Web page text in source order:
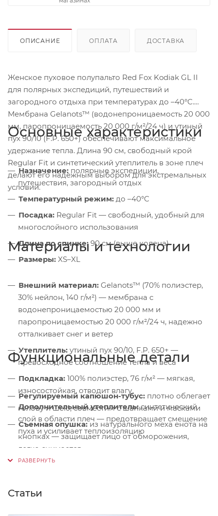
ОПИСАНИЕ ОПЛАТА ДОСТАВКА
Женское пуховое полупальто Red Fox Kodiak GL II
для полярных экспедиций, путешествий и
загородного отдыха при температурах до –40°C.
Мембрана Gelanots™ (водонепроницаемость 20 000
мм, паропроницаемость 20 000 г/м²/24 ч) и утиный
пух 90/10 (F.P. 650+) обеспечивают максимальное
удержание тепла. Длина 90 см, свободный крой
Regular Fit и синтетический утеплитель в зоне плеч
делают его надежным выбором для экстремальных
условий.
Основные характеристики
Назначение: полярные экспедиции,
путешествия, загородный отдых
Температурный режим: до –40°C
Посадка: Regular Fit — свободный, удобный для
многослойного использования
Длина по спинке: 90 см (выше колена)
Размеры: XS–XL
Материалы и технологии
Внешний материал: Gelanots™ (70% полиэстер,
30% нейлон, 140 г/м²) — мембрана с
водонепроницаемостью 20 000 мм и
паропроницаемостью 20 000 г/м²/24 ч, надежно
отталкивает снег и ветер
Утеплитель: утиный пух 90/10, F.P. 650+ —
превосходное соотношение тепла и веса
Подкладка: 100% полиэстер, 76 г/м² — мягкая,
износостойкая, отводит влагу
Дополнительный утеплитель:синтетический
слой в области плеч — предотвращает смещение
пуха и усиливает теплоизоляцию
Функциональные детали
Регулируемый капюшон-тубус: плотно облегает
голову и шею, совместим с шапками и масками
Съемная опушка:из натурального меха енота на
кнопках — защищает лицо от обморожения,
легко снимается
Микрофлисовая подкладка:
удерживает тепло
Статьи